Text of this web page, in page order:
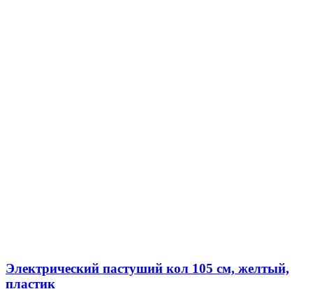
Электрический пастуший кол 105 см, желтый,
пластик